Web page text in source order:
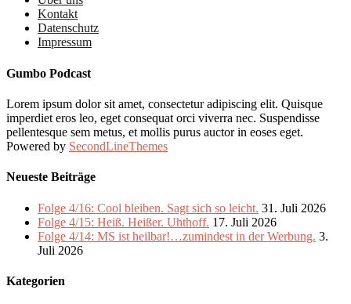
Kontakt
Datenschutz
Impressum
Gumbo Podcast
Lorem ipsum dolor sit amet, consectetur adipiscing elit. Quisque
imperdiet eros leo, eget consequat orci viverra nec. Suspendisse
pellentesque sem metus, et mollis purus auctor in eoses eget.
Powered by SecondLineThemes
Neueste Beiträge
Folge 4/16: Cool bleiben. Sagt sich so leicht. 31. Juli 2026
Folge 4/15: Heiß. Heißer. Uhthoff. 17. Juli 2026
Folge 4/14: MS ist heilbar!…zumindest in der Werbung. 3.
Juli 2026
Kategorien